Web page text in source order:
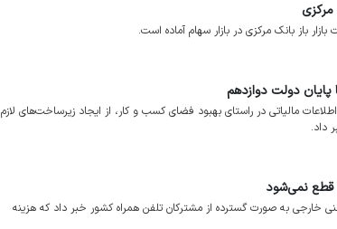
مرکزی
باز بانک مرکزی در بازار سهام آماده است.
پایان دولت دوازدهم
اطلاعات مالیاتی در راستای بهبود فضای کسب و کار، از ایجاد زیرساخت‌های لازم
داد.
قطع نمی‌شود
خارجی به صورت گسترده از مشترکان تلفن همراه کشور خبر داد که هزینه